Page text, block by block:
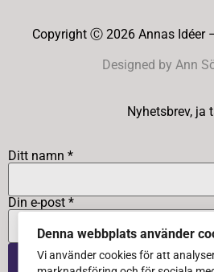
Copyright Ⓒ 2026 Annas Idéer
Designed by Ann
Nyhetsbrev, ja
Ditt namn *
Din e-post *
Denna webbplats använder
Vi använder cookies för att